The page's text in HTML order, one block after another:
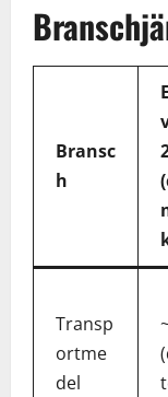
Bransc
h
Transp
ortme
del